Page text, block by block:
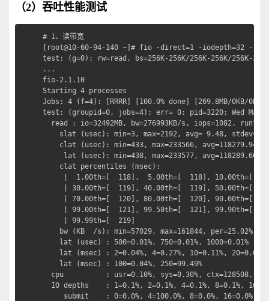
（2）吞吐性能测试
# 1、读带宽
[root@10-60-94-140 ~]# fio -direct=1 -iodepth=32 -
test: (g=0): rw=read, bs=256K-256K/256K-256K/256K-
...
fio-2.1.10
Starting 4 processes
Jobs: 4 (f=4): [RRRR] [100.0% done] [269.8MB/0KB/
test: (groupid=0, jobs=4): err= 0: pid=3220: Wed Mar
read : io=32492MB, bw=276993KB/s, iops=1082,
slat (usec): min=3, max=2192, avg= 9.48, stdev=
clat (usec): min=433, max=233566, avg=118279.94,
lat (usec): min=438, max=233577, avg=118289.60,
clat percentiles (msec):
|  1.00th=[  118],  5.00th=[  118], 10.00th=[
| 30.00th=[  119], 40.00th=[  119], 50.00th=[
| 70.00th=[  120], 80.00th=[  120], 90.00th=[
| 99.00th=[  121], 99.50th=[  121], 99.90th=[
| 99.99th=[  219]
bw (KB  /s): min=57029, max=161844, per=25.02%,
lat (usec) : 500=0.01%, 750=0.01%, 1000=0.01%
lat (msec) : 2=0.04%, 4=0.27%, 10=0.11%, 20=0.01%,
lat (msec) : 100=0.04%, 250=99.49%
cpu          : usr=0.10%, sys=0.30%, ctx=128508,
IO depths    : 1=0.1%, 2=0.1%, 4=0.1%, 8=0.1%,
submit    : 0=0.0%, 4=100.0%, 8=0.0%, 16=0.0%,